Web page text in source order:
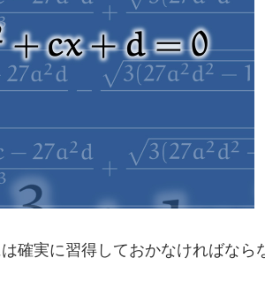
確実に習得しておかなければなら